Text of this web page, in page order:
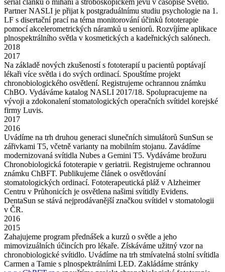
Partner NASLI je přijat k postgraduálnímu studiu psychologie na 1.
LF s disertační prací na téma monitorování účinků fototerapie
pomocí akcelerometrických náramků u seniorů. Rozvíjíme aplikace
plnospektrálního světla v kosmetických a kadeřnických salónech.
2018
2017
Na základě nových zkušeností s fototerapií u pacientů poptávají
lékaři více světla i do svých ordinací. Spouštíme projekt
chronobiologického osvětlení. Registrujeme ochrannou známku
ChBO. Vydáváme katalog NASLI 2017/18. Spolupracujeme na
vývoji a zdokonalení stomatologických operačních svítidel korejské
firmy Luvis.
2017
2016
Uvádíme na trh druhou generaci slunečních simulátorů SunSun se
zářivkami T5, včetně varianty na mobilním stojanu. Zavádíme
modernizovaná svítidla Nubes a Gemini T5. Vydáváme brožuru
Chronobiologická fototerapie v geriatrii. Registrujeme ochrannou
známku ChBFT. Publikujeme článek o osvětlování
stomatologických ordinací. Fototerapeutická pláž v Alzheimer
Centru v Průhonicích je osvětlena našimi svítidly Evidens.
DentaSun se stává nejprodávanější značkou svítidel v stomatologii
v ČR.
2016
2015
Zahajujeme program přednášek a kurzů o světle a jeho
mimovizuálních účincích pro lékaře. Získáváme užitný vzor na
chronobiologické svítidlo. Uvádíme na trh stmívatelná stolní svítidla
Carmen a Tamie s plnospektrálními LED. Zakládáme stránky